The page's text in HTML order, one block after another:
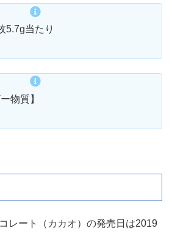
5.7g当たり
物質】
レート（カカオ）の発売日は2019